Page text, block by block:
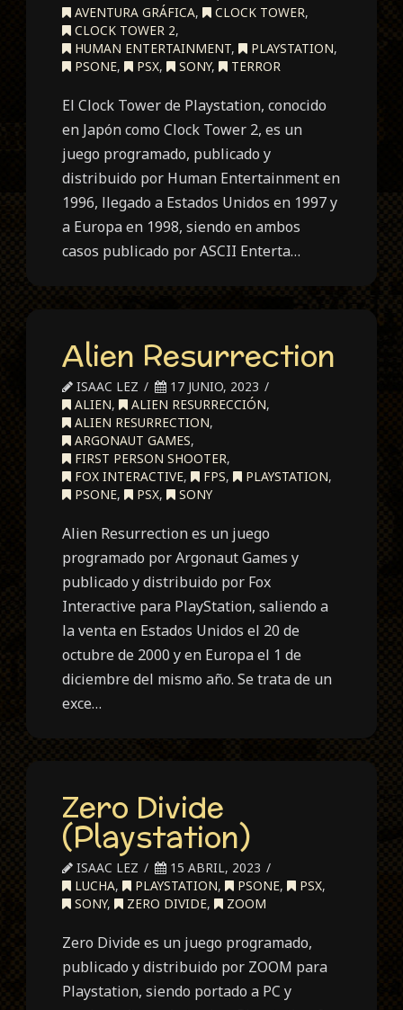
AVENTURA GRÁFICA, CLOCK TOWER,
CLOCK TOWER 2,
HUMAN ENTERTAINMENT, PLAYSTATION,
PSONE, PSX, SONY, TERROR
El Clock Tower de Playstation, conocido
en Japón como Clock Tower 2, es un
juego programado, publicado y
distribuido por Human Entertainment en
1996, llegado a Estados Unidos en 1997 y
a Europa en 1998, siendo en ambos
casos publicado por ASCII Enterta…
Alien Resurrection
ISAAC LEZ
17 JUNIO, 2023
ALIEN, ALIEN RESURRECCIÓN,
ALIEN RESURRECTION,
ARGONAUT GAMES,
FIRST PERSON SHOOTER,
FOX INTERACTIVE, FPS, PLAYSTATION,
PSONE, PSX, SONY
Alien Resurrection es un juego
programado por Argonaut Games y
publicado y distribuido por Fox
Interactive para PlayStation, saliendo a
la venta en Estados Unidos el 20 de
octubre de 2000 y en Europa el 1 de
diciembre del mismo año. Se trata de un
exce…
Zero Divide
(Playstation)
ISAAC LEZ
15 ABRIL, 2023
LUCHA, PLAYSTATION, PSONE, PSX,
SONY, ZERO DIVIDE, ZOOM
Zero Divide es un juego programado,
publicado y distribuido por ZOOM para
Playstation, siendo portado a PC y